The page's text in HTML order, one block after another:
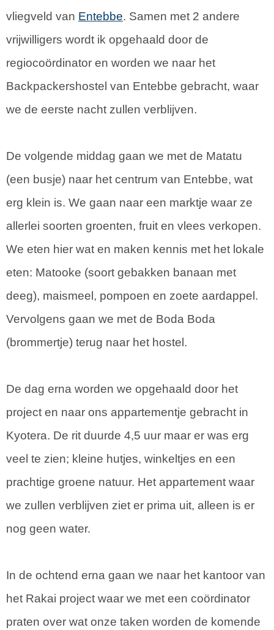
vliegveld van Entebbe. Samen met 2 andere
vrijwilligers wordt ik opgehaald door de
regiocoördinator en worden we naar het
Backpackershostel van Entebbe gebracht, waar
we de eerste nacht zullen verblijven.
De volgende middag gaan we met de Matatu
(een busje) naar het centrum van Entebbe, wat
erg klein is. We gaan naar een marktje waar ze
allerlei soorten groenten, fruit en vlees verkopen.
We eten hier wat en maken kennis met het lokale
eten: Matooke (soort gebakken banaan met
deeg), maismeel, pompoen en zoete aardappel.
Vervolgens gaan we met de Boda Boda
(brommertje) terug naar het hostel.
De dag erna worden we opgehaald door het
project en naar ons appartementje gebracht in
Kyotera. De rit duurde 4,5 uur maar er was erg
veel te zien; kleine hutjes, winkeltjes en een
prachtige groene natuur. Het appartement waar
we zullen verblijven ziet er prima uit, alleen is er
nog geen water.
In de ochtend erna gaan we naar het kantoor van
het Rakai project waar we met een coördinator
praten over wat onze taken worden de komende